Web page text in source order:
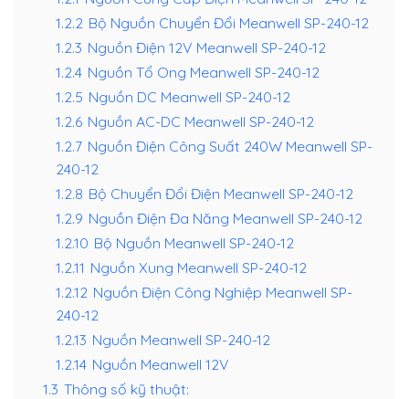
1.2.2 Bộ Nguồn Chuyển Đổi Meanwell SP-240-12
1.2.3 Nguồn Điện 12V Meanwell SP-240-12
1.2.4 Nguồn Tổ Ong Meanwell SP-240-12
1.2.5 Nguồn DC Meanwell SP-240-12
1.2.6 Nguồn AC-DC Meanwell SP-240-12
1.2.7 Nguồn Điện Công Suất 240W Meanwell SP-
240-12
1.2.8 Bộ Chuyển Đổi Điện Meanwell SP-240-12
1.2.9 Nguồn Điện Đa Năng Meanwell SP-240-12
1.2.10 Bộ Nguồn Meanwell SP-240-12
1.2.11 Nguồn Xung Meanwell SP-240-12
1.2.12 Nguồn Điện Công Nghiệp Meanwell SP-
240-12
1.2.13 Nguồn Meanwell SP-240-12
1.2.14 Nguồn Meanwell 12V
1.3 Thông số kỹ thuật: